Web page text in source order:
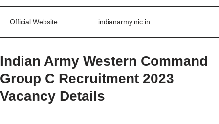
Official Website indianarmy.nic.in
Indian Army Western Command
Group C Recruitment 2023
Vacancy Details